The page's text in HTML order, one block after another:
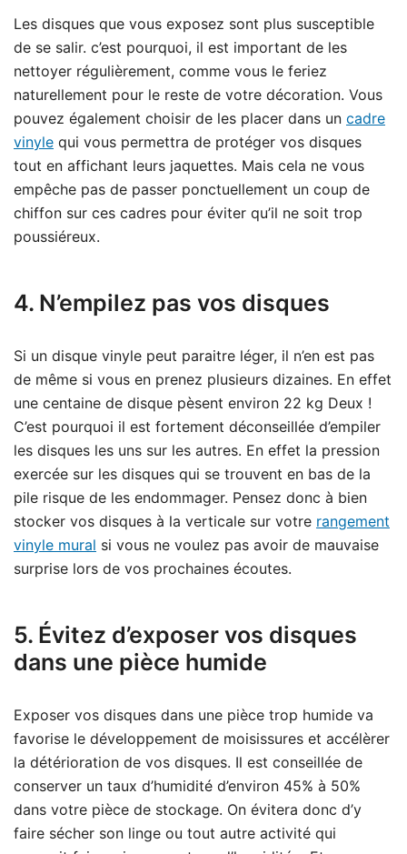
Les disques que vous exposez sont plus susceptible
de se salir. c’est pourquoi, il est important de les
nettoyer régulièrement, comme vous le feriez
naturellement pour le reste de votre décoration. Vous
pouvez également choisir de les placer dans un cadre
vinyle qui vous permettra de protéger vos disques
tout en affichant leurs jaquettes. Mais cela ne vous
empêche pas de passer ponctuellement un coup de
chiffon sur ces cadres pour éviter qu’il ne soit trop
poussiéreux.
4. N’empilez pas vos disques
Si un disque vinyle peut paraitre léger, il n’en est pas
de même si vous en prenez plusieurs dizaines. En effet
une centaine de disque pèsent environ 22 kg Deux !
C’est pourquoi il est fortement déconseillée d’empiler
les disques les uns sur les autres. En effet la pression
exercée sur les disques qui se trouvent en bas de la
pile risque de les endommager. Pensez donc à bien
stocker vos disques à la verticale sur votre rangement
vinyle mural si vous ne voulez pas avoir de mauvaise
surprise lors de vos prochaines écoutes.
5. Évitez d’exposer vos disques
dans une pièce humide
Exposer vos disques dans une pièce trop humide va
favorise le développement de moisissures et accélèrer
la détérioration de vos disques. Il est conseillée de
conserver un taux d’humidité d’environ 45% à 50%
dans votre pièce de stockage. On évitera donc d’y
faire sécher son linge ou tout autre activité qui